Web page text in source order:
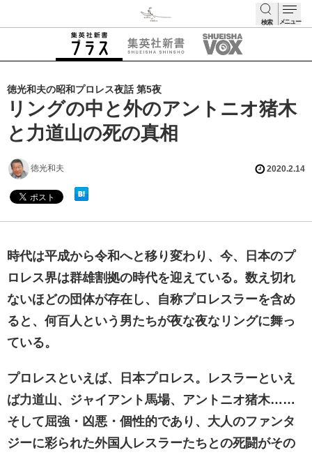
検索 メニュー
徳光和夫の昭和プロレス夜話 第5夜
リングの中と外のアントニオ猪木
と力道山の死の真相
徳光和夫 2020.2.14
時代は平成から令和へと移り変わり、今、日本のプ
ロレス界は群雄割拠の時代を迎えている。数え切れ
ないほどの団体が存在し、自称プロレスラーを含め
ると、何百人という男たちが夜な夜なリングに舞っ
ている。
プロレスといえば、日本プロレス。レスラーといえ
ば力道山、ジャイアント馬場、アントニオ猪木……
そして屈強・凶悪・個性的であり、大人のファンタ
ジーに彩られた外国人レスラーたちとの死闘がその